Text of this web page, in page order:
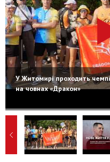
У Житомирі проходить
на човнах «Дракон»